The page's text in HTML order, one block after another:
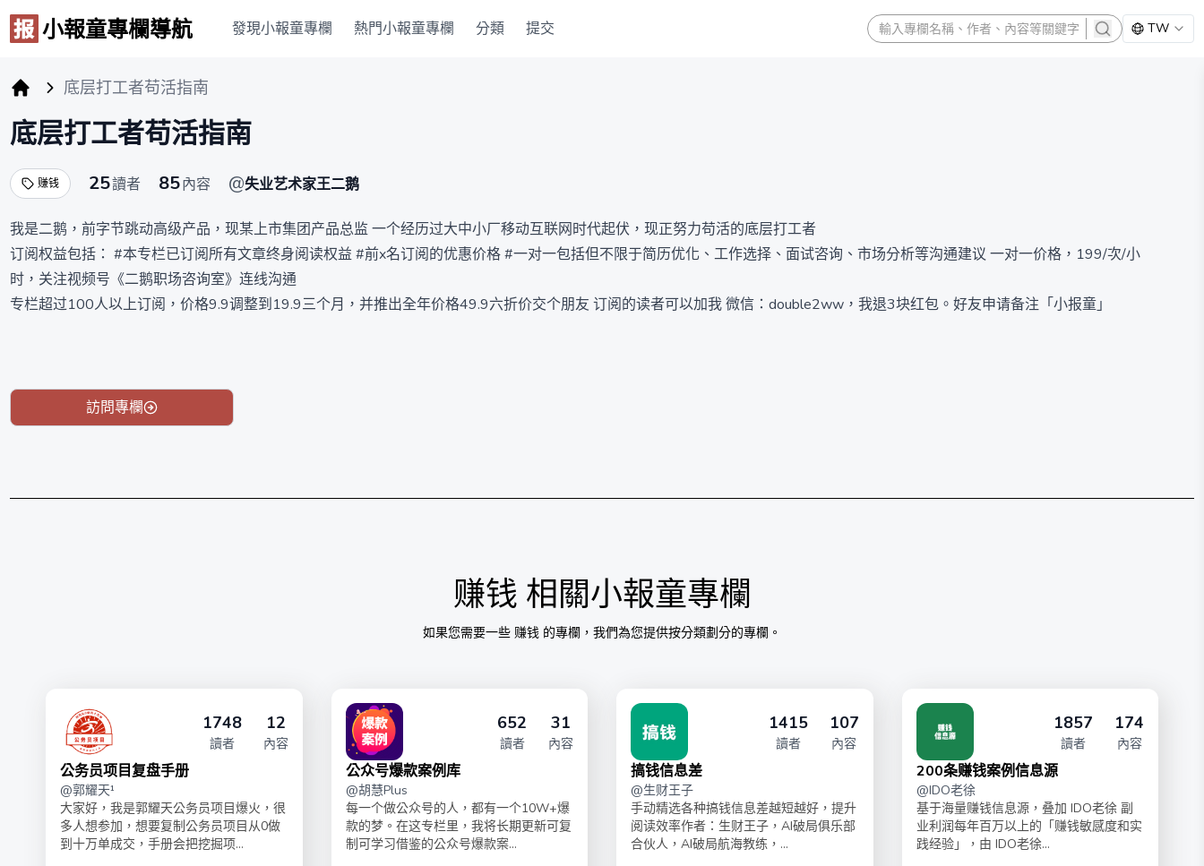
小報童專欄導航 發現小報童專欄 熱門小報童專欄 分類
提交
search
TW
底层打工者苟活指南
底层打工者苟活指南
赚钱 25讀者 85內容 @失业艺术家王二鹅
我是二鹅，前字节跳动高级产品，现某上市集团产品总监 一个经历过大中小厂移动互联网时代起伏，现正努力苟活的底层打工者
订阅权益包括： #本专栏已订阅所有文章终身阅读权益 #前x名订阅的优惠价格 #一对一包括但不限于简历优化、工作选择、面试咨询、市场分析等沟通建议 一对一价格，199/次/小
时，关注视频号《二鹅职场咨询室》连线沟通
专栏超过100人以上订阅，价格9.9调整到19.9三个月，并推出全年价格49.9六折价交个朋友 订阅的读者可以加我 微信：double2ww，我退3块红包。好友申请备注「小报童」
訪問專欄
赚钱 相關小報童專欄
如果您需要一些 赚钱 的專欄，我們為您提供按分類劃分的專欄。
1748
讀者
12
內容
公务员项目复盘手册
@郭耀天¹
大家好，我是郭耀天公务员项目爆火，很
多人想参加，想要复制公务员项目从0做
到十万单成交，手册会把挖掘项...
652
讀者
31
內容
公众号爆款案例库
@胡慧Plus
每一个做公众号的人，都有一个10W+爆
款的梦。在这专栏里，我将长期更新可复
制可学习借鉴的公众号爆款案...
1415
讀者
107
內容
搞钱信息差
@生财王子
手动精选各种搞钱信息差越短越好，提升
阅读效率作者：生财王子，AI破局俱乐部
合伙人，AI破局航海教练，...
1857
讀者
174
內容
200条赚钱案例信息源
@IDO老徐
基于海量赚钱信息源，叠加 IDO老徐 副
业利润每年百万以上的「赚钱敏感度和实
践经验」，由 IDO老徐...